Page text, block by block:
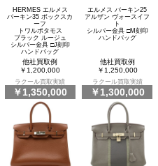
HERMES エルメス
バーキン35 ボックスカ
ーフ
トワルポタモス
ブラック ルージュ
シルバー金具 □J刻印
ハンドバッグ
他社買取例
￥1,200,000
ラクール買取実績
￥1,350,000
エルメス バーキン25
アルザン ヴォースイフ
ト
シルバー金具 □M刻印
ハンドバッグ
他社買取例
￥1,250,000
ラクール買取実績
￥1,300,000